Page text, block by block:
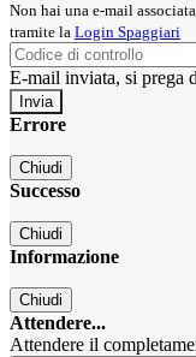
Non hai una e-mail
tramite la Login Spaggiari
E-mail inviata, si prega
Errore
Chiudi
Successo
Chiudi
Informazione
Chiudi
Attendere...
Attendere il